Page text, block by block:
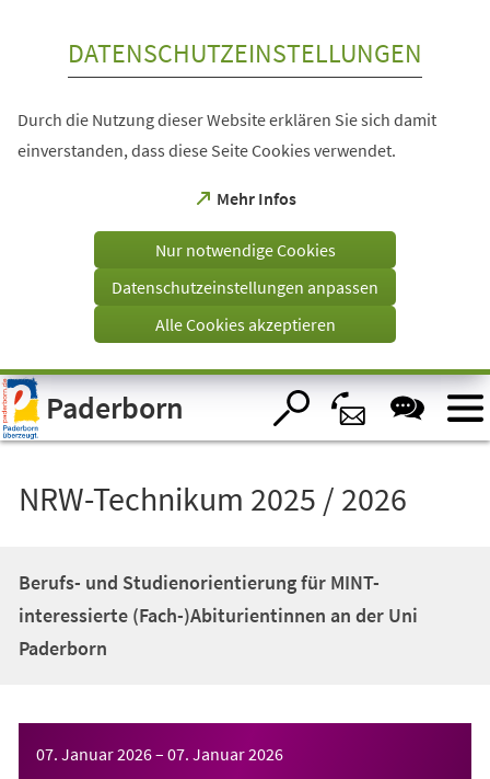
Visuelle
Assistenzsoftware
öffnen.
DATENSCHUTZEINSTELLUNGEN
Durch die Nutzung dieser Website erklären Sie sich damit
einverstanden, dass diese Seite Cookies verwendet.
Mehr Infos
(Öffnet
einem
Tab)
Nur notwendige Cookies
Datenschutzeinstellungen anpassen
Alle Cookies akzeptieren
Paderborn
NRW-Technikum 2025 / 2026
Berufs- und Studienorientierung für MINT-
interessierte (Fach-)Abiturientinnen an der Uni
Paderborn
07. Januar 2026– 07. Januar 2026